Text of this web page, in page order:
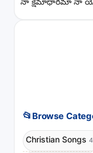
📂 Browse
Christian Songs